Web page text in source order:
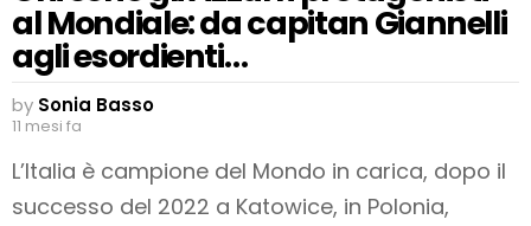
al Mondiale: da capitan Giannelli
agli esordienti…
by Sonia Basso
11 mesi fa
L’Italia è campione del Mondo in carica, dopo il
successo del 2022 a Katowice, in Polonia,